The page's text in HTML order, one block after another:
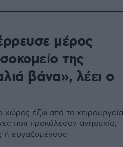
μέρος
της
βάνα», λέει ο
χώρος έξω από τα χειρουργεία
που προκάλεσαν ανησυχία,
ή εργαζομένους